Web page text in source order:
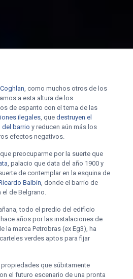
Coghlan, como muchos otros de los
a esta altura de los
de espanto con el tema de las
ilegales, que destruyen el
barrio y reducen aún más los
efectos negativos.
preocuparme por la suerte que
, palacio que data del año 1900 y
de contemplar en la esquina de
Balbín, donde el barrio de
el de Belgrano.
todo el predio del edificio
años por las instalaciones de
la marca Petrobras (ex Eg3), ha
verdes aptos para fijar
que súbitamente
el futuro escenario de una pronta